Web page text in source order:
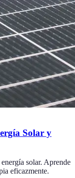
Solar y
solar. Aprende
eficazmente.